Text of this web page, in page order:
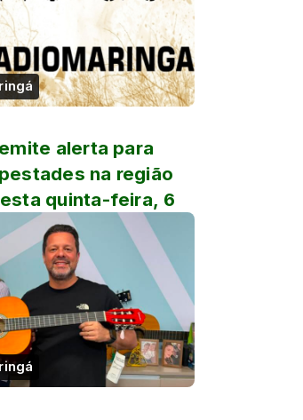
alerta para
na região
quinta-feira, 6